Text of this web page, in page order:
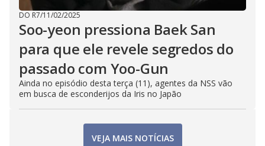
DO R7/11/02/2025
Soo-yeon pressiona Baek San
para que ele revele segredos do
passado com Yoo-Gun
Ainda no episódio desta terça (11), agentes da NSS vão
em busca de esconderijos da Iris no Japão
VEJA MAIS NOTÍCIAS